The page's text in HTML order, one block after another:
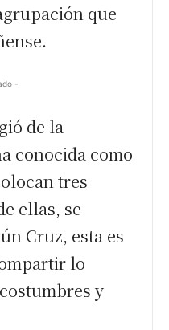
que
-
de la
conocida como
tres
ellas, se
Cruz, esta es
lo
y